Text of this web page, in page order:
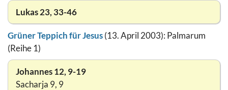
Lukas 23, 33-46
Grüner Teppich für Jesus(13. April 2003): Palmarum
(Reihe 1)
Johannes 12, 9-19
Sacharja 9, 9